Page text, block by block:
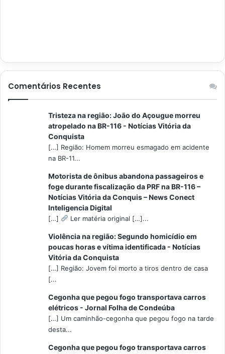
Comentários Recentes
Tristeza na região: João do Açougue morreu
atropelado na BR-116 - Notícias Vitória da
Conquista
[…] Região: Homem morreu esmagado em acidente
na BR-11...
Motorista de ônibus abandona passageiros e
foge durante fiscalização da PRF na BR-116 –
Notícias Vitória da Conquis – News Conect
Inteligencia Digital
[…] Ler matéria original […]...
Violência na região: Segundo homicídio em
poucas horas e vítima identificada - Notícias
Vitória da Conquista
[…] Região: Jovem foi morto a tiros dentro de casa
[...
Cegonha que pegou fogo transportava carros
elétricos - Jornal Folha de Condeúba
[…] Um caminhão-cegonha que pegou fogo na tarde
desta...
Cegonha que pegou fogo transportava carros